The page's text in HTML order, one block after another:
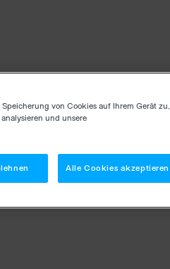
von Cookies auf Ihrem Gerät zu,
und unsere
Alle Cookies akzeptieren